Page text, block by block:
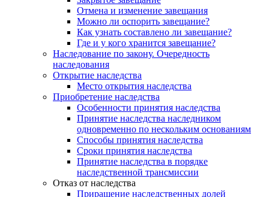
Отмена и изменение завещания
Можно ли оспорить завещание?
Как узнать составлено ли завещание?
Где и у кого хранится завещание?
Наследование по закону. Очередность
наследования
Открытие наследства
Место открытия наследства
Приобретение наследства
Особенности принятия наследства
Принятие наследства наследником
одновременно по нескольким основаниям
Способы принятия наследства
Сроки принятия наследства
Принятие наследства в порядке
наследственной трансмиссии
Отказ от наследства
Приращение наследственных долей